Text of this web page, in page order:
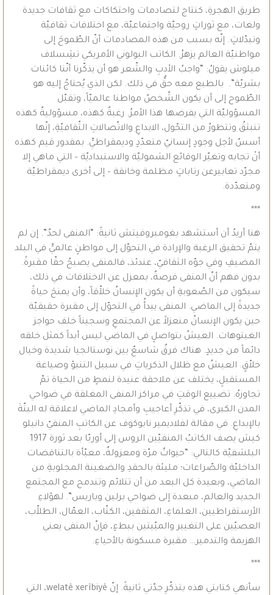
طريق الهجرةِ، كنتاج لتصادمات واحتكاكات مع ثقافات جديدة
ولغات، مع ثوراتٍ روحيّة واجتماعيّة، مع اختلافات ثقافيّة
وتبدّلاتٍ. إنّه بسبب من هذه المصادمات أنّ الطّموحَ إلى
مواطنيّة العالم يزهرُ. الكاتب البولوني الأمريكي تشِسلاف
ميلوش يقولُ: “واجبُ الأدبِ والشّعر هو أن يذكّرنا أنّنا كائنات
بشريّة”. بالطبع معه حقٌّ في ذلك. لكن الذي يُحتاجُ إليه هو
الطّموح إلى أن يكون الشّخصُ مواطنا عالميّاً، وتقبّل
المسؤوليّة التي يفرضها هذا الأمرُ. رغبةٌ كهذه، مسؤوليةٌ كهذه
تنبثقُ وتتطورُ من التحّول، الابداعِ والاتّصالاتِ الثّقافيّةِ، إنّها
أسسٌ لأجل وجودٍ إنسانيّ متعدّدٍ وديمقراطيٍّ. بمقدور قيم كهذه
أنْ تجابه وتغيّر الوقائع الشموليّة والاستبداديّة – التي ماهي إلا
مجرّد تعابيرعن رتاباتٍ مظلمة وخانقة – إلى أخرى ديمقراطيّة
ومتعدّدة.
***
هنا أريدُ أن أستشهد بغومبروفيتش ثانيةً: “المنفى لحدٌ”. إن لم
يتمّ تحقيق الرغبة والإرادة في التحوّل إلى مواطنٍ عالميٍّ في البلد
المضيفِ وفي جوّه الثقافيّ، عندئذ، فالمنفى يصبحُ حقّا مقبرةً.
بدون فهم أنّ المنفى فرصةٌ، بمعزل عن الاختلافات في ذلك،
سيكون من الصّعوبةِ أن يكون الإنسانُ خلآّقاً، وأن يمنحَ حياةً
جديدةً إلى الماضي. المنفى يبدأُ في التحوّل إلى مقبرة حقيقيّة
حين يكون الإنسانُ منعزلاً عن المجتمعِ وسجيناً خلف حواجز
الغيتوهات. العيشُ بتواصلٍ في الماضي ليس أبداً كمثل خلقه
دائماً من جديدٍ. هناك فرقٌ شاسعٌ بين نوستالجيا شديدة وخيال
خلاّقٍ. العيشُ مع ظلال الذكرياتِ في سبيل التنبؤ وصياغة
المستقبلِِ، يختلف عن ملاحقة عنيدة لنمطٍ من الحياة تمّ
تجاوزهُ. تضييع الوقتِ في مراكز المنفى المغلقة في ضواحي
المدن الكبرى، في تذكّرِ أعاجيبِ وأمجادِ الماضي لاعلاقة له البتّةَ
بالإبداعِ. في مقالة لفلاديمير نابوكوف عن الكاتبِ المنفيّ دانيلو
كيش يصف الكاتبُ المنفيّين الروس إلى أوربّا بعد ثورة 1917
البلشفيّة كالتالي: “حيواتٌ مرّة ومعزولةٌ، معبّأة بالتناقضات
الداخليّة والصّراعات؛ مليئة بالحقدِ والضغينة المجلوبةِ من
الماضي، وبعيدة كل البعد من أن تتلائم وتندمج مع المجتمع
الجديد والعالم، مبعدة إلى ضواحي برلين وباريس”. لهؤلاءِ
الأرستقراطيين، العلماءِ، المثقفين، الكتّاب، العمّال، الطلآّب،
العصيّين على التغيير والميّيتين ببطءٍ، فإنّ المنفى يعني
الهزيمة والتدمير… مقبرة مسكونة بالأحياءِ.
***
سأنهي كتابتي هذه بتذكّرِ جدّتي ثانيةً. إنّ welatê xerîbiyê، التي